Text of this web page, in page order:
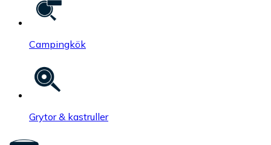
Campingkök
Grytor & kastruller